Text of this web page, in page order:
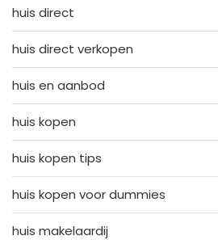
huis direct
huis direct verkopen
huis en aanbod
huis kopen
huis kopen tips
huis kopen voor dummies
huis makelaardij